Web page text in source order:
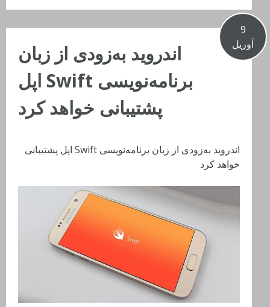
9
آوریل
اندروید به‌زودی از زبان
برنامه‌نویسی Swift اپل
پشتیبانی خواهد کرد
اندروید به‌زودی از زبان برنامه‌نویسی Swift اپل پشتیبانی
خواهد کرد